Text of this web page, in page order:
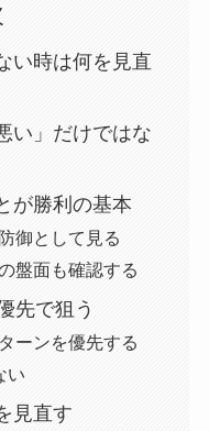
い時は何を見直
い」だけではな
が勝利の基本
御として見る
盤面も確認する
先で狙う
ーンを優先する
い
見直す